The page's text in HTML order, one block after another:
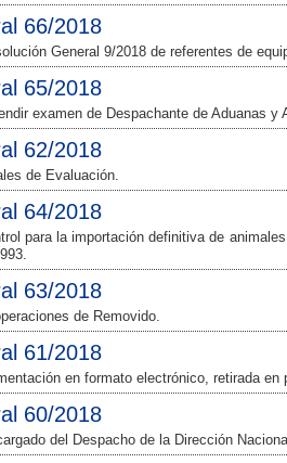
66/2018
General 9/2018 de referentes de
65/2018
examen de Despachante de Aduanas y
62/2018
de Evaluación.
64/2018
para la importación definitiva de
63/2018
de Removido.
61/2018
en formato electrónico, retirada
60/2018
del Despacho de la Dirección